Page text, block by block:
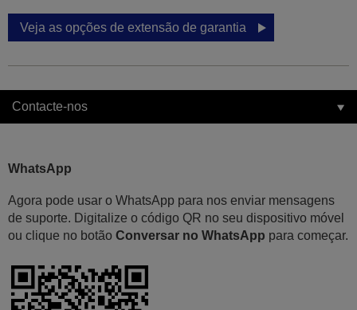
Veja as opções de extensão de garantia
Contacte-nos
WhatsApp
Agora pode usar o WhatsApp para nos enviar mensagens
de suporte. Digitalize o código QR no seu dispositivo móvel
ou clique no botão Conversar no WhatsApp para começar.